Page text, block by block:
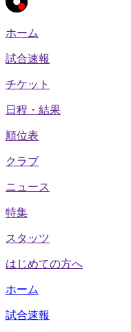
ホーム
試合速報
チケット
日程・結果
順位表
クラブ
ニュース
特集
スタッツ
はじめての方へ
ホーム
試合速報